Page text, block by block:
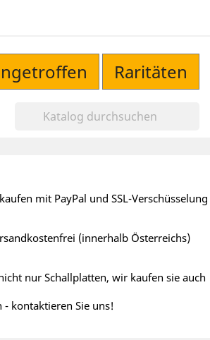
Raritäten
mit PayPal und SSL-Verschüsselung
(innerhalb Österreichs)
nur Schallplatten, wir kaufen sie auch
- kontaktieren Sie uns!